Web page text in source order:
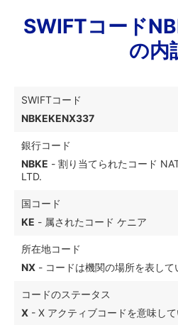
SWIFTコード
の内
SWIFTコード
NBKEKENX337
銀行コード
NBKE - 割り当てられたコード
LTD.
国コード
KE - 属されたコード ケニア
所在地コード
NX - コードは機関の場所を表して
コードのステータス
X - X アクティブコードを意味し